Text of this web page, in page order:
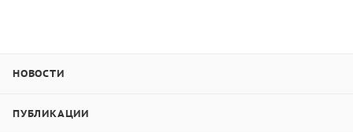
гарантия и условия поставки.
НОВОСТИ
ПУБЛИКАЦИИ